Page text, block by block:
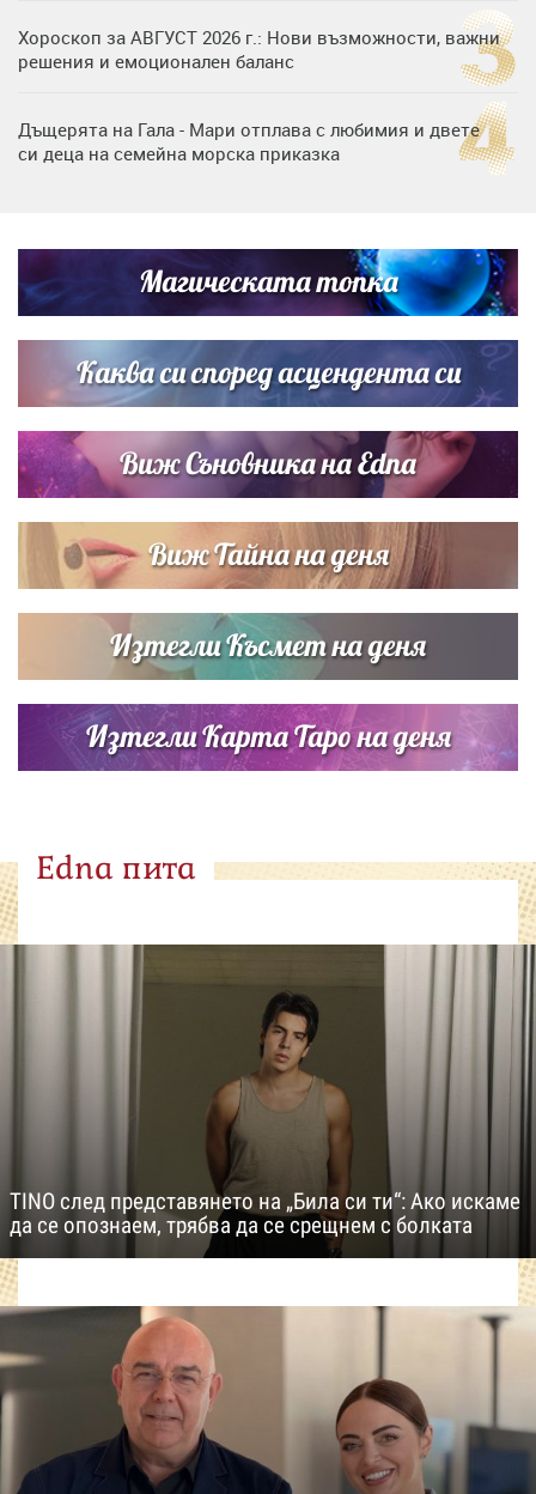
Хороскоп за АВГУСТ 2026 г.: Нови възможности, важни
решения и емоционален баланс
Дъщерята на Гала - Мари отплава с любимия и двете
си деца на семейна морска приказка
Димов издадоха своето любимо място
Дъщерята на Тодор Батков вдигна сватба, Стоичков и
Братя Аргирови я изненадаха с песен
Магическата топка
Каква си според асцендента си
Виж Съновника на Edna
Виж Тайна на деня
Изтегли Късмет на деня
Изтегли Карта Таро на деня
Edna пита
TINO след представянето на „Била си ти“: Ако искаме
да се опознаем, трябва да се срещнем с болката